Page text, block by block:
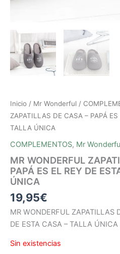
Inicio / Mr Wonderful /
ZAPATILLAS DE CASA – PAPÁ
TALLA ÚNICA
COMPLEMENTOS, Mr
MR WONDERFUL
PAPÁ ES EL REY DE
ÚNICA
19,95€
MR WONDERFUL ZAPATILLAS
DE ESTA CASA – TALLA ÚNICA
Sin existencias